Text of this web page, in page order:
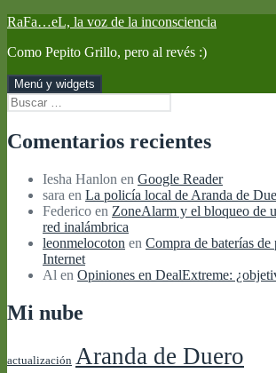
Saltar
contenido
RaFa…eL, la voz de la inconsciencia
Como Pepito Grillo, pero al revés :)
Menú y widgets
Buscar:
Comentarios recientes
Iesha Hanlon en Google Reader
sara en La policía local de Aranda de
Federico en ZoneAlarm y el bloqueo de
red inalámbrica
leonmelocoton en Compra de baterías de
Internet
Al en Opiniones en DealExtreme:
Mi nube
actualización Aranda de Duero